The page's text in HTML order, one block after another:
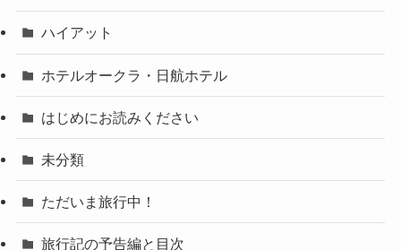
ハイアット
ホテルオークラ・日航ホテル
はじめにお読みください
未分類
ただいま旅行中！
旅行記の予告編と目次